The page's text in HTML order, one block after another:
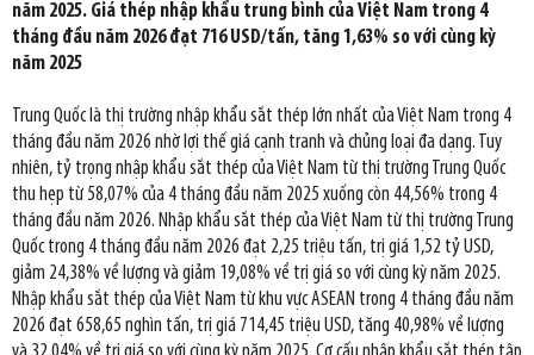
năm 2025. Giá thép nhập khẩu trung bình của Việt Nam trong 4
tháng đầu năm 2026 đạt 716 USD/tấn, tăng 1,63% so với cùng kỳ
năm 2025
Trung Quốc là thị trường nhập khẩu sắt thép lớn nhất của Việt Nam trong 4
tháng đầu năm 2026 nhờ lợi thế giá cạnh tranh và chủng loại đa dạng. Tuy
nhiên, tỷ trọng nhập khẩu sắt thép của Việt Nam từ thị trường Trung Quốc
thu hẹp từ 58,07% của 4 tháng đầu năm 2025 xuống còn 44,56% trong 4
tháng đầu năm 2026. Nhập khẩu sắt thép của Việt Nam từ thị trường Trung
Quốc trong 4 tháng đầu năm 2026 đạt 2,25 triệu tấn, trị giá 1,52 tỷ USD,
giảm 24,38% về lượng và giảm 19,08% về trị giá so với cùng kỳ năm 2025.
Nhập khẩu sắt thép của Việt Nam từ khu vực ASEAN trong 4 tháng đầu năm
2026 đạt 658,65 nghìn tấn, trị giá 714,45 triệu USD, tăng 40,98% về lượng